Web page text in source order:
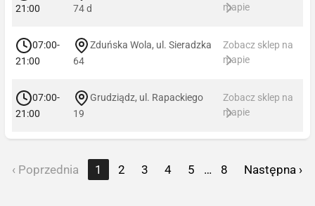
21:00
74 d
mapie
07:00-
21:00
Zduńska Wola, ul. Sieradzka
64
Zobacz sklep na
mapie
07:00-
21:00
Grudziądz, ul. Rapackiego
19
Zobacz sklep na
mapie
‹ Poprzednia 1 2 3 4 5 … 8 Następna ›